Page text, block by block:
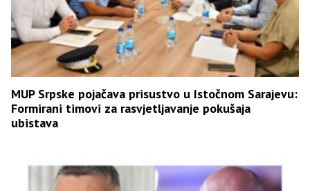
MUP Srpske pojačava prisustvo u Istočnom Sarajevu:
Formirani timovi za rasvjetljavanje pokušaja
ubistava